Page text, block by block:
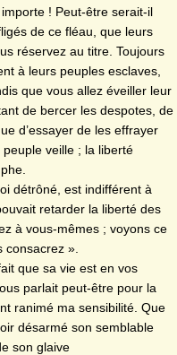
! Peut-être serait-il
de ce fléau, que leurs
réservez au titre. Toujours
à leurs peuples esclaves,
que vous allez éveiller leur
de bercer les despotes, de
d’essayer de les effrayer
veille ; la liberté
détrôné, est indifférent à
retarder la liberté des
à vous-mêmes ; voyons ce
».
que sa vie est en vos
parlait peut-être pour la
ranimé ma sensibilité. Que
désarmé son semblable
son glaive